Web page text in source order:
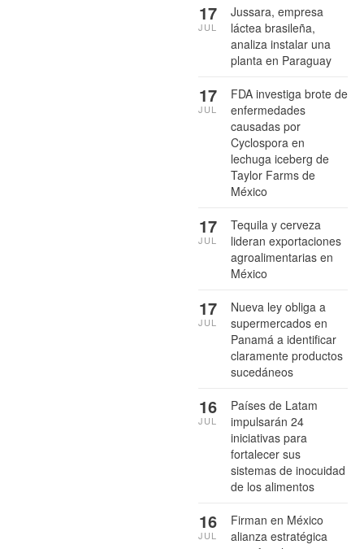
Jussara, empresa
láctea brasileña,
analiza instalar una
planta en Paraguay
17
JUL
FDA investiga brote de
enfermedades
causadas por
Cyclospora en
lechuga iceberg de
Taylor Farms de
México
17
JUL
Tequila y cerveza
lideran exportaciones
agroalimentarias en
México
17
JUL
Nueva ley obliga a
supermercados en
Panamá a identificar
claramente productos
sucedáneos
17
JUL
Países de Latam
impulsarán 24
iniciativas para
fortalecer sus
sistemas de inocuidad
de los alimentos
16
JUL
Firman en México
alianza estratégica
16
JUL